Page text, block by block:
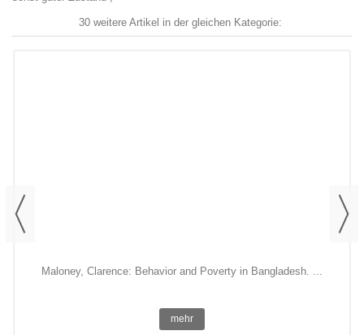
30 weitere Artikel in der gleichen Kategorie:
Maloney, Clarence: Behavior and Poverty in Bangladesh. ...
mehr